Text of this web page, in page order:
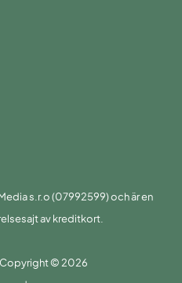
s.r.o (07992599) och är en
av kreditkort.
© 2026